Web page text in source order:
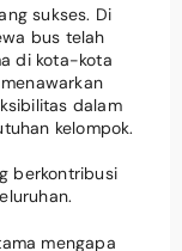
sukses. Di
bus telah
di kota-kota
dalam
kelompok.
berkontribusi
mengapa